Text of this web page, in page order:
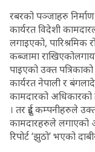
रबरको पञ्जाहरु
कार्यरत विदेशी
लगाइएको, पारिश्रमिक
कब्जामा
पाइएको उक्त
कार्यरत नेपाली र
कामदारको अधिकारको
। तर दुई कम्पनीहरुले
कामदारहरुले
रिपोर्ट ‘झुठो’ भएको